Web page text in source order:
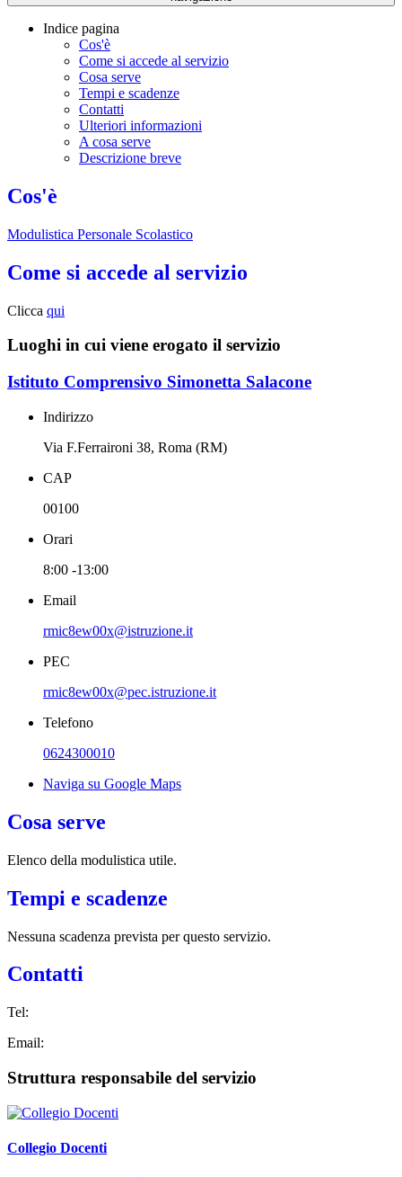
Indice pagina
Cos'è
Come si accede al servizio
Cosa serve
Tempi e scadenze
Contatti
Ulteriori informazioni
A cosa serve
Descrizione breve
Cos'è
Modulistica Personale Scolastico
Come si accede al servizio
Clicca qui
Luoghi in cui viene erogato il servizio
Istituto Comprensivo Simonetta Salacone
Indirizzo
Via F.Ferraironi 38, Roma (RM)
CAP
00100
Orari
8:00 -13:00
Email
rmic8ew00x@istruzione.it
PEC
rmic8ew00x@pec.istruzione.it
Telefono
0624300010
Naviga su Google Maps
Cosa serve
Elenco della modulistica utile.
Tempi e scadenze
Nessuna scadenza prevista per questo servizio.
Contatti
Tel:
Email:
Struttura responsabile del servizio
Collegio Docenti